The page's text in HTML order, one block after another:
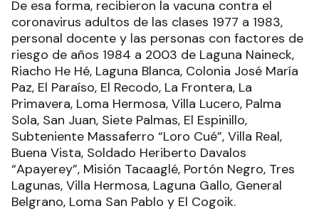
De esa forma, recibieron la vacuna contra el
coronavirus adultos de las clases 1977 a 1983,
personal docente y las personas con factores de
riesgo de años 1984 a 2003 de Laguna Naineck,
Riacho He Hé, Laguna Blanca, Colonia José María
Paz, El Paraíso, El Recodo, La Frontera, La
Primavera, Loma Hermosa, Villa Lucero, Palma
Sola, San Juan, Siete Palmas, El Espinillo,
Subteniente Massaferro “Loro Cué”, Villa Real,
Buena Vista, Soldado Heriberto Davalos
“Apayerey”, Misión Tacaaglé, Portón Negro, Tres
Lagunas, Villa Hermosa, Laguna Gallo, General
Belgrano, Loma San Pablo y El Cogoik.